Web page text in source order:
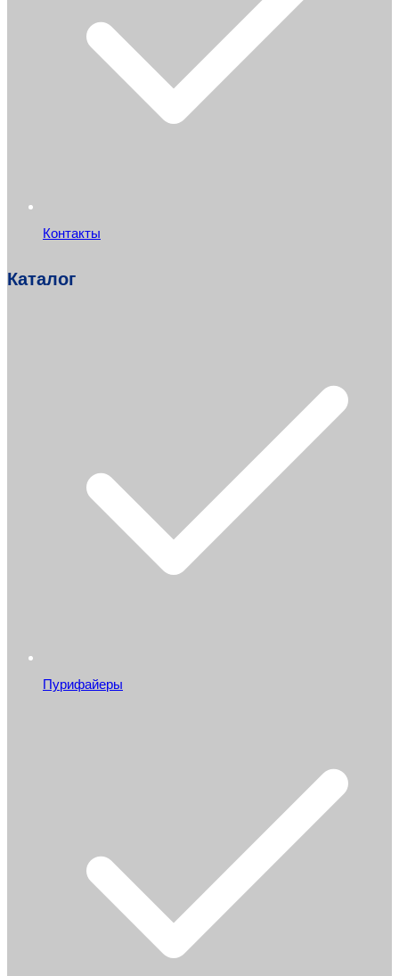
Контакты
Каталог
Пурифайеры